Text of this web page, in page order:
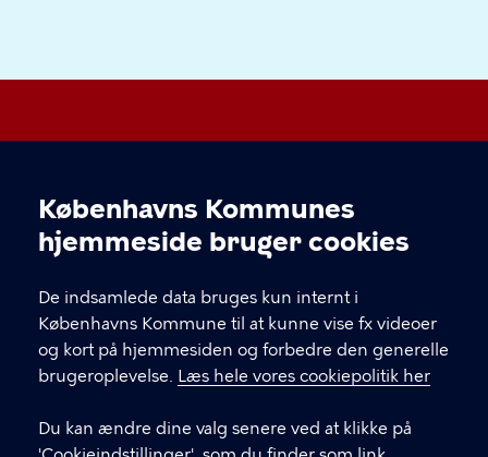
Cookieindstillinger
Københavns Kommunes
hjemmeside bruger cookies
De indsamlede data bruges kun internt i
Københavns Kommune til at kunne vise fx videoer
og kort på hjemmesiden og forbedre den generelle
brugeroplevelse. Læs hele vores cookiepolitik her
Du kan ændre dine valg senere ved at klikke på
KONTAKT
Valgårdsvej 4-8 2500 Valby
valbylokaludvalg@okf.kk.dk
LINKS